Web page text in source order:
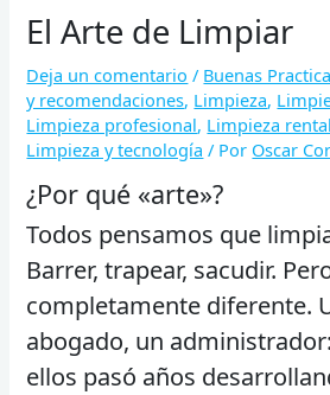
El Arte de Limpiar
Deja un comentario / Buenas
y recomendaciones, Limpieza,
Limpieza profesional, Limpieza
Limpieza y tecnología / Por Oscar
¿Por qué «arte»?
Todos pensamos que
Barrer, trapear, sacudir.
completamente diferente.
abogado, un
ellos pasó años